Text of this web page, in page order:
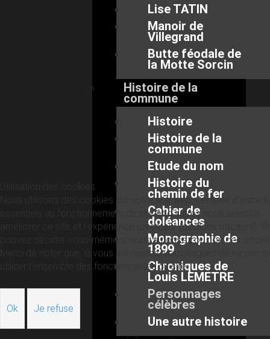
Lise TATIN
Manoir de
Villegrand
Butte féodale de
la Motte Sorcin
Histoire de la
commune
Histoire
Histoire de la
commune
Etude du nom
Histoire du
chemin de fer
Cahier de
doléances
Monographie de
1899
Chroniques de
Louis LEMETRE
Personnages
célèbres
Une autre histoire
Utilisation des cookies
Nous utilisons des cookies sur notre site web. Certains d’entre
essentiels au fonctionnement du site et d’autres nous aident à
améliorer ce site et l’expérience utilisateur (cookies traceurs).
pouvez décider vous-même si vous autorisez ou non ces
Merci de noter que, si vous les rejetez, vous risquez de ne pas
utiliser l’ensemble des fonctionnalités du site.
Ok Je refuse